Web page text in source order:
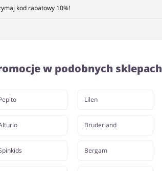
kod rabatowy 10%!
w podobnych sklepach
Lilen
Bruderland
Bergam